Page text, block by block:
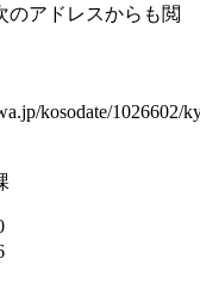
のアドレスからも閲
kosodate/1026602/